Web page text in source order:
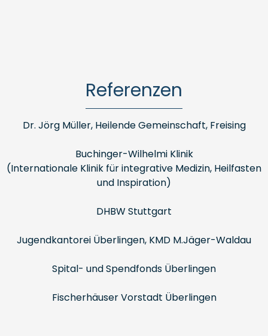
Referenzen
Dr. Jörg Müller, Heilende Gemeinschaft, Freising
Buchinger-Wilhelmi Klinik
(Internationale Klinik für integrative Medizin, Heilfasten
und Inspiration)
DHBW Stuttgart
Jugendkantorei Überlingen, KMD M.Jäger-Waldau
Spital- und Spendfonds Überlingen
Fischerhäuser Vorstadt Überlingen